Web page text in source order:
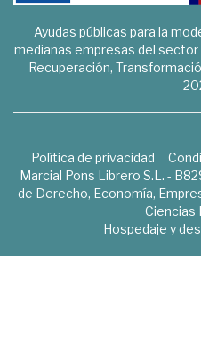
Ayudas públicas para la
medianas empresas del sector
Recuperación,
Política de privacidad
Marcial Pons Librero S.L. -
de Derecho, Economía,
Ciencias
Hospedaje y